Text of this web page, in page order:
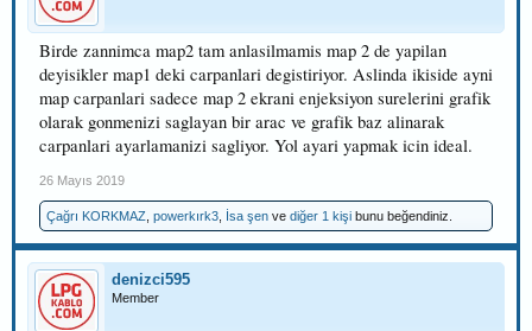
Birde zannimca map2 tam anlasilmamis map 2 de yapilan
deyisikler map1 deki carpanlari degistiriyor. Aslinda ikiside ayni
map carpanlari sadece map 2 ekrani enjeksiyon surelerini grafik
olarak gonmenizi saglayan bir arac ve grafik baz alinarak
carpanlari ayarlamanizi sagliyor. Yol ayari yapmak icin ideal.
26 Mayıs 2019
Çağrı KORKMAZ powerkırk3 İsa şen ve diğer 1 kişi bunu beğendiniz.
denizci595
Member